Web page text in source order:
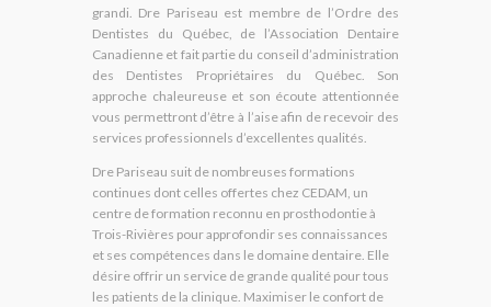
grandi. Dre Pariseau est membre de l’Ordre des
Dentistes du Québec, de l’Association Dentaire
Canadienne et fait partie du conseil d’administration
des Dentistes Propriétaires du Québec. Son
approche chaleureuse et son écoute attentionnée
vous permettront d’être à l’aise afin de recevoir des
services professionnels d’excellentes qualités.
Dre Pariseau suit de nombreuses formations
continues dont celles offertes chez CEDAM, un
centre de formation reconnu en prosthodontie à
Trois-Rivières pour approfondir ses connaissances
et ses compétences dans le domaine dentaire. Elle
désire offrir un service de grande qualité pour tous
les patients de la clinique. Maximiser le confort de